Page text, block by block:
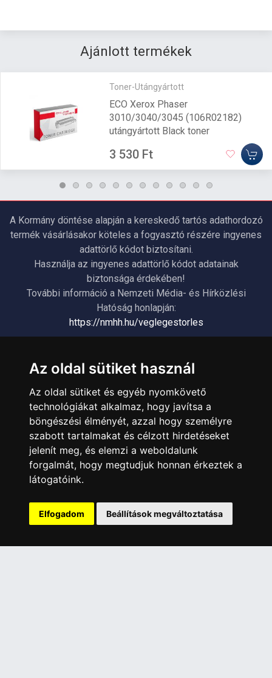
Az oldal sütiket használ
Az oldal sütiket és egyéb nyomkövető
technológiákat alkalmaz, hogy javítsa a
böngészési élményét, azzal hogy személyre
szabott tartalmakat és célzott hirdetéseket
jelenít meg, és elemzi a weboldalunk
forgalmát, hogy megtudjuk honnan érkeztek a
látogatóink.
Elfogadom Beállítások megváltoztatása
Ajánlott termékek
Toner-Utángyártott
ECO Xerox Phaser
3010/3040/3045 (106R02182)
utángyártott Black toner
3 530 Ft
A Kormány döntése alapján a kereskedő tartós adathordozó
termék vásárlásakor köteles a fogyasztó részére ingyenes
adattörlő kódot biztosítani.
Használja az ingyenes adattörlő kódot adatainak
biztonsága érdekében!
További információ a Nemzeti Média- és Hírközlési
Hatóság honlapján:
https://nmhh.hu/veglegestorles
ÜGYFÉLSZOLGÁLAT
Elérhetőségek
Garanciális Ügyintézés
Webszolgáltatás
Üzleteinkben az elektronikus fizetés mód kizárólag átutalással
érhető el, bankkártyás fizetésre nincs lehetőség.
INFORMÁCIÓK
Általános Szerződési Feltételek
Adatkezelési nyilatkozat
Rólunk